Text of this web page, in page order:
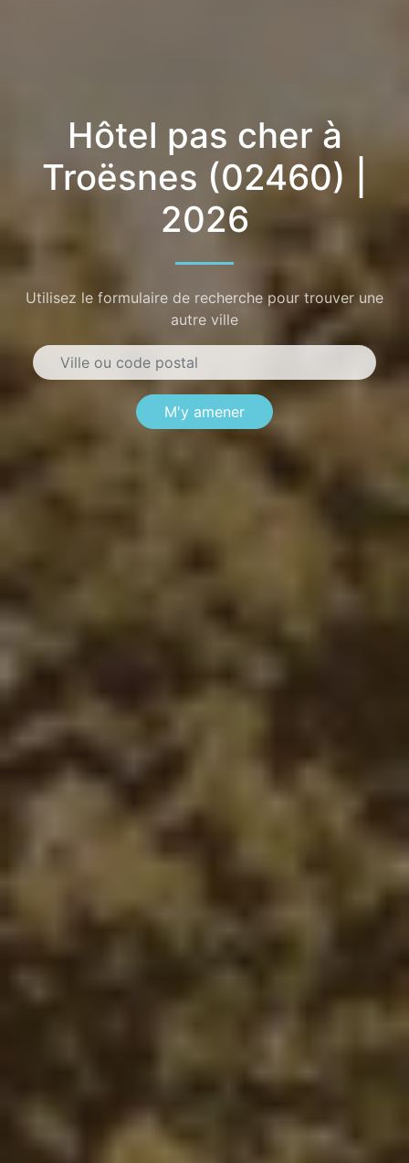
Hôtel pas cher à
Troësnes (02460) |
2026
Utilisez le formulaire de recherche pour trouver une
autre ville
M'y amener